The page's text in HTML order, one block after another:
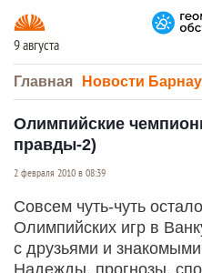
9 августа
Главная Новости
Олимпийские
правды-2)
2 февраля 2010 в 08:39
Совсем чуть-чуть
Олимпийских игр в
с друзьями и знакомыми
Надежды, прогнозы,